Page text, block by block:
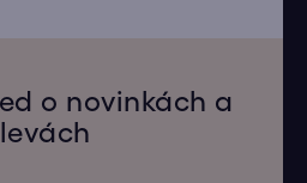
o novinkách a